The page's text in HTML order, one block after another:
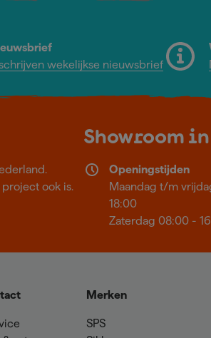
wekelijkse nieuwsbrief
ook is.
Showroom
Openingstijden
Maandag t/m
18:00
Zaterdag 08:00 -
Merken
SPS